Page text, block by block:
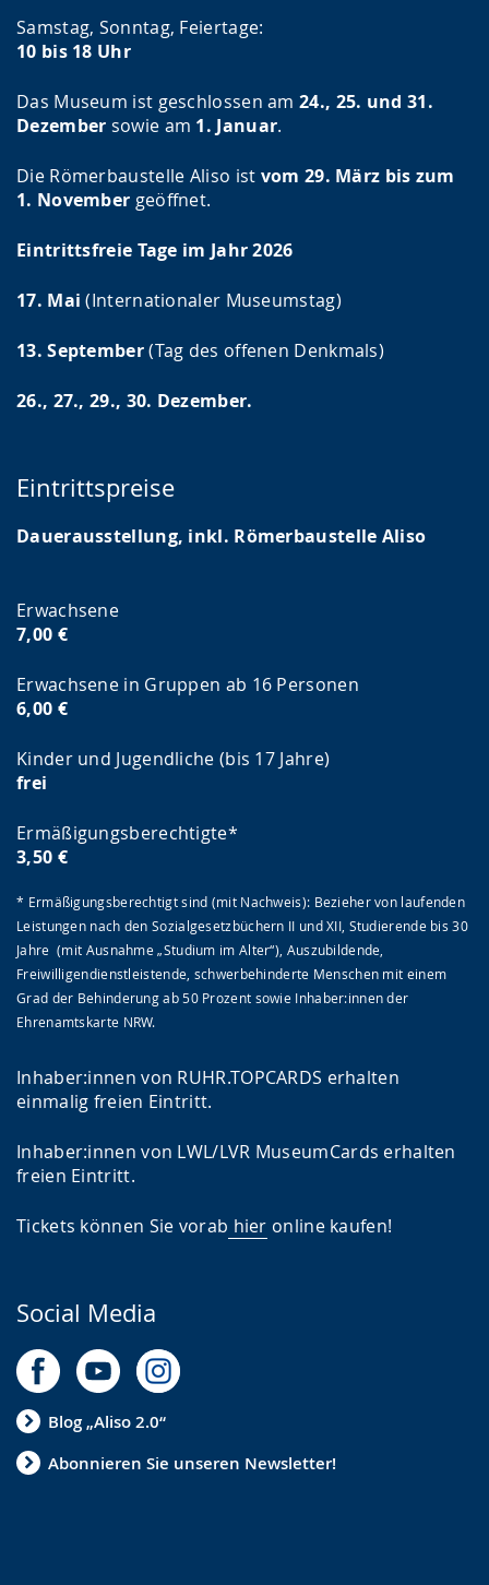
Samstag, Sonntag, Feiertage:
10 bis 18 Uhr
Das Museum ist geschlossen am 24., 25. und 31.
Dezember sowie am 1. Januar.
Die Römerbaustelle Aliso ist vom 29. März bis zum
1. November geöffnet.
Eintrittsfreie Tage im Jahr 2026
17. Mai(Internationaler Museumstag)
13. September(Tag des offenen Denkmals)
26., 27., 29., 30. Dezember.
Eintrittspreise
Dauerausstellung, inkl. Römerbaustelle Aliso
Erwachsene
7,00 €
Erwachsene in Gruppen ab 16 Personen
6,00 €
Kinder und Jugendliche (bis 17 Jahre)
frei
Ermäßigungsberechtigte*
3,50 €
* Ermäßigungsberechtigt sind (mit Nachweis): Bezieher von laufenden
Leistungen nach den Sozialgesetzbüchern II und XII, Studierende bis 30
Jahre (mit Ausnahme „Studium im Alter“), Auszubildende,
Freiwilligendienstleistende, schwerbehinderte Menschen mit einem
Grad der Behinderung ab 50 Prozent sowie Inhaber:innen der
Ehrenamtskarte NRW.
Inhaber:innen von RUHR.TOPCARDS erhalten
einmalig freien Eintritt.
Inhaber:innen von LWL/LVR MuseumCards erhalten
freien Eintritt.
Tickets können Sie vorab hier online kaufen!
Social Media
Blog „Aliso 2.0“
Abonnieren Sie unseren Newsletter!